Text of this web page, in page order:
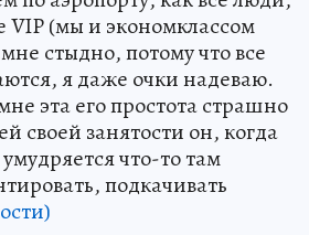
VIP (мы и экономклассом
стыдно, потому что все
я даже очки надеваю.
эта его простота страшно
своей занятости он, когда
что-то там
подкачивать